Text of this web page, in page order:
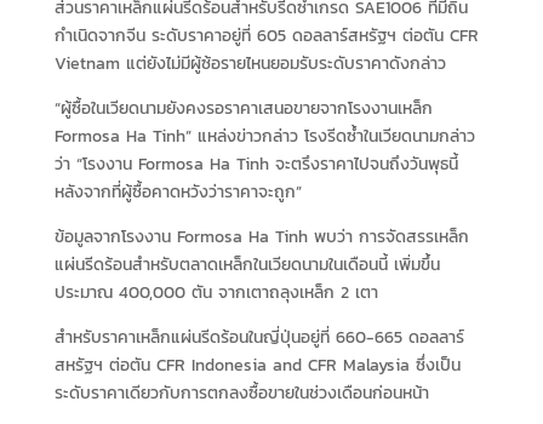
ส่วนราคาเหล็กแผ่นรีดร้อนสำหรับรีดซ้ำเกรด SAE1006 ที่มีถิ่น
กำเนิดจากจีน ระดับราคาอยู่ที่ 605 ดอลลาร์สหรัฐฯ ต่อตัน CFR
Vietnam แต่ยังไม่มีผู้ซ้อรายไหนยอมรับระดับราคาดังกล่าว
“ผู้ซื้อในเวียดนามยังคงรอราคาเสนอขายจากโรงงานเหล็ก
Formosa Ha Tinh” แหล่งข่าวกล่าว โรงรีดซ้ำในเวียดนามกล่าว
ว่า “โรงงาน Formosa Ha Tinh จะตรึงราคาไปจนถึงวันพุธนี้
หลังจากที่ผู้ซื้อคาดหวังว่าราคาจะถูก”
ข้อมูลจากโรงงาน Formosa Ha Tinh พบว่า การจัดสรรเหล็ก
แผ่นรีดร้อนสำหรับตลาดเหล็กในเวียดนามในเดือนนี้ เพิ่มขึ้น
ประมาณ 400,000 ตัน จากเตาถลุงเหล็ก 2 เตา
สำหรับราคาเหล็กแผ่นรีดร้อนในญี่ปุ่นอยู่ที่ 660-665 ดอลลาร์
สหรัฐฯ ต่อตัน CFR Indonesia and CFR Malaysia ซึ่งเป็น
ระดับราคาเดียวกับการตกลงซื้อขายในช่วงเดือนก่อนหน้า